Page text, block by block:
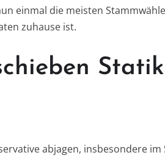
einmal die meisten
zuhause ist.
abjagen, insbesondere